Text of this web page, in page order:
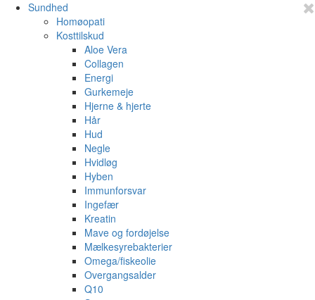
Sundhed
Homøopati
Kosttilskud
Aloe Vera
Collagen
Energi
Gurkemeje
Hjerne & hjerte
Hår
Hud
Negle
Hvidløg
Hyben
Immunforsvar
Ingefær
Kreatin
Mave og fordøjelse
Mælkesyrebakterier
Omega/fiskeolie
Overgangsalder
Q10